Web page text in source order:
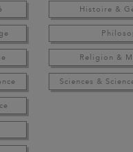
Histoire &
Religion &
Sciences &